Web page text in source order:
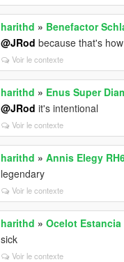
harithd » Benefactor
@JRod because that's
Voir le contexte
harithd » Enus Super
@JRod it's intentional
Voir le contexte
harithd »Annis Elegy
legendary
Voir le contexte
harithd »Ocelot
sick
Voir le contexte